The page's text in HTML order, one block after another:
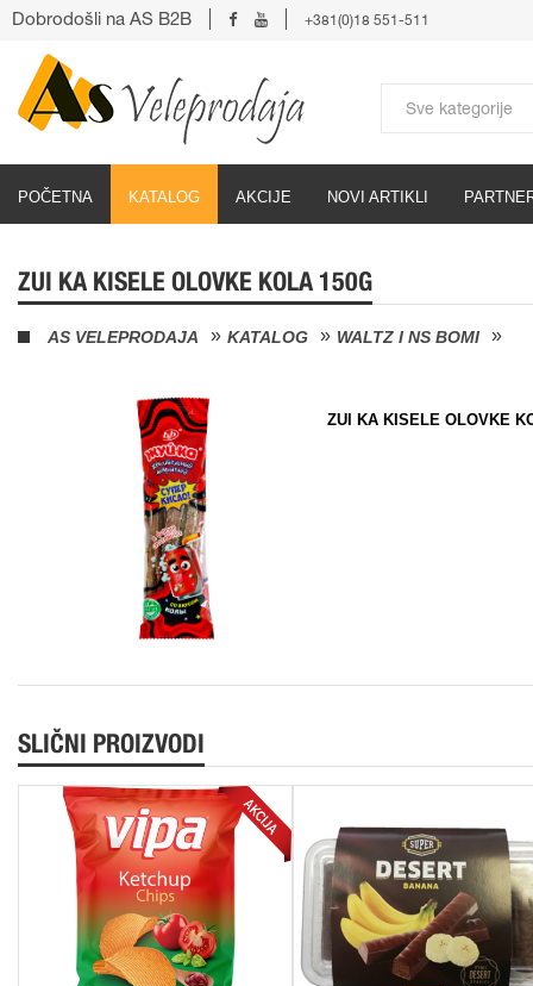
POČETNA KATALOG AKCIJE NOVI ARTIKLI
Dobrodošli na AS B2B +381(0)18 551-511
ZUI KA KISELE OLOVKE KOLA 150G
AS VELEPRODAJA KATALOG WALTZ I NS BOMI
ZUI KA KISELE OLOVKE
SLIČNI PROIZVODI